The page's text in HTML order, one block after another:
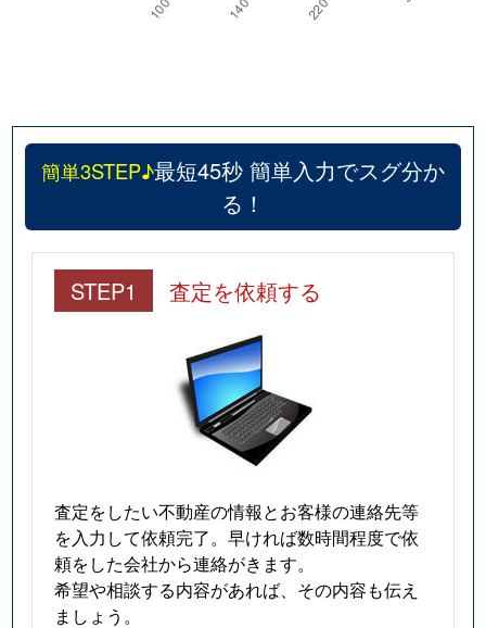
簡単3STEP♪最短45秒 簡単入力でスグ分か
る！
STEP1 査定を依頼する
査定をしたい不動産の情報とお客様の連絡先等
を入力して依頼完了。早ければ数時間程度で依
頼をした会社から連絡がきます。
希望や相談する内容があれば、その内容も伝え
ましょう。